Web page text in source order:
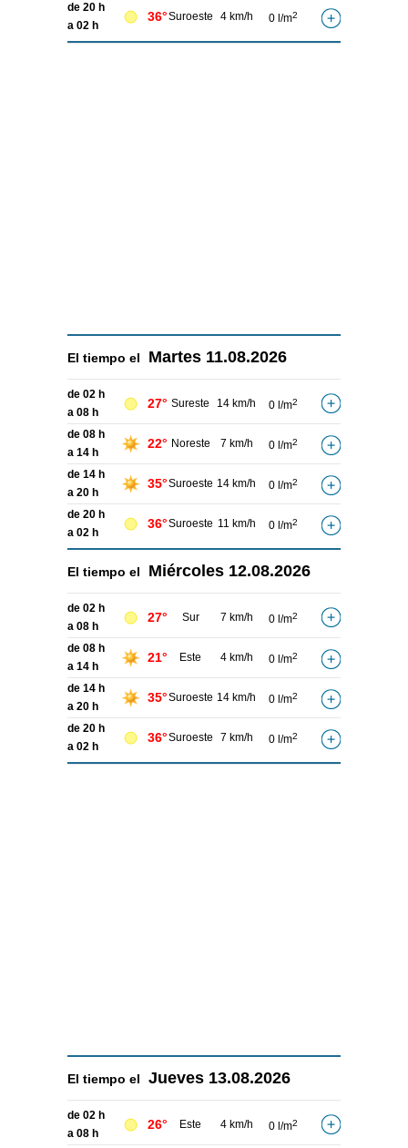
de 20 h
a 02 h
36°Suroeste 4 km/h 0 l/m2
El tiempo el Martes 11.08.2026
de 02 h
a 08 h
27° Sureste 14 km/h 0 l/m2
de 08 h
a 14 h
22° Noreste 7 km/h 0 l/m2
de 14 h
a 20 h
35°Suroeste 14 km/h 0 l/m2
de 20 h
a 02 h
36°Suroeste 11 km/h 0 l/m2
El tiempo el Miércoles 12.08.2026
de 02 h
a 08 h
27° Sur 7 km/h 0 l/m2
de 08 h
a 14 h
21° Este 4 km/h 0 l/m2
de 14 h
a 20 h
35°Suroeste 14 km/h 0 l/m2
de 20 h
a 02 h
36°Suroeste 7 km/h 0 l/m2
El tiempo el Jueves 13.08.2026
de 02 h
a 08 h
26° Este 4 km/h 0 l/m2